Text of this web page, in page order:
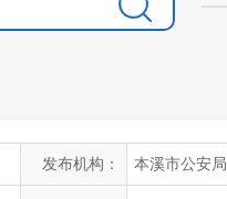
发布机构： 本溪市公安局